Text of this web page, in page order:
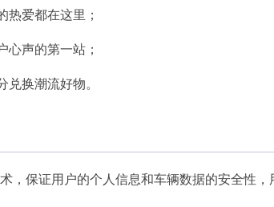
热爱都在这里；
心声的第一站；
兑换潮流好物。
，保证用户的个人信息和车辆数据的安全性，